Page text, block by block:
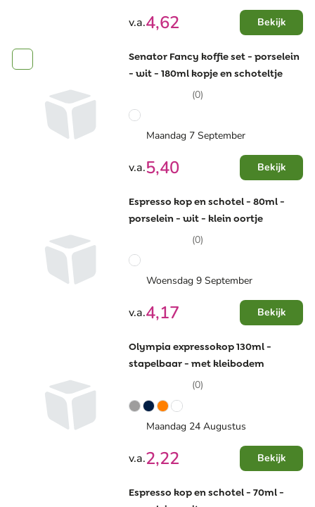
v.a.4,62 Bekijk
Senator Fancy koffie set - porselein
- wit - 180ml kopje en schoteltje
(0)
Maandag 7 September
v.a.5,40 Bekijk
Espresso kop en schotel - 80ml -
porselein - wit - klein oortje
(0)
Woensdag 9 September
v.a.4,17 Bekijk
Olympia expressokop 130ml -
stapelbaar - met kleibodem
(0)
Maandag 24 Augustus
v.a.2,22 Bekijk
Espresso kop en schotel - 70ml -